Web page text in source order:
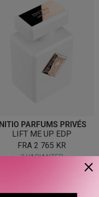
INITIO PARFUMS PRIVÉS
LIFT ME UP EDP
FRA 2 765 KR
2 VARIANTER ×